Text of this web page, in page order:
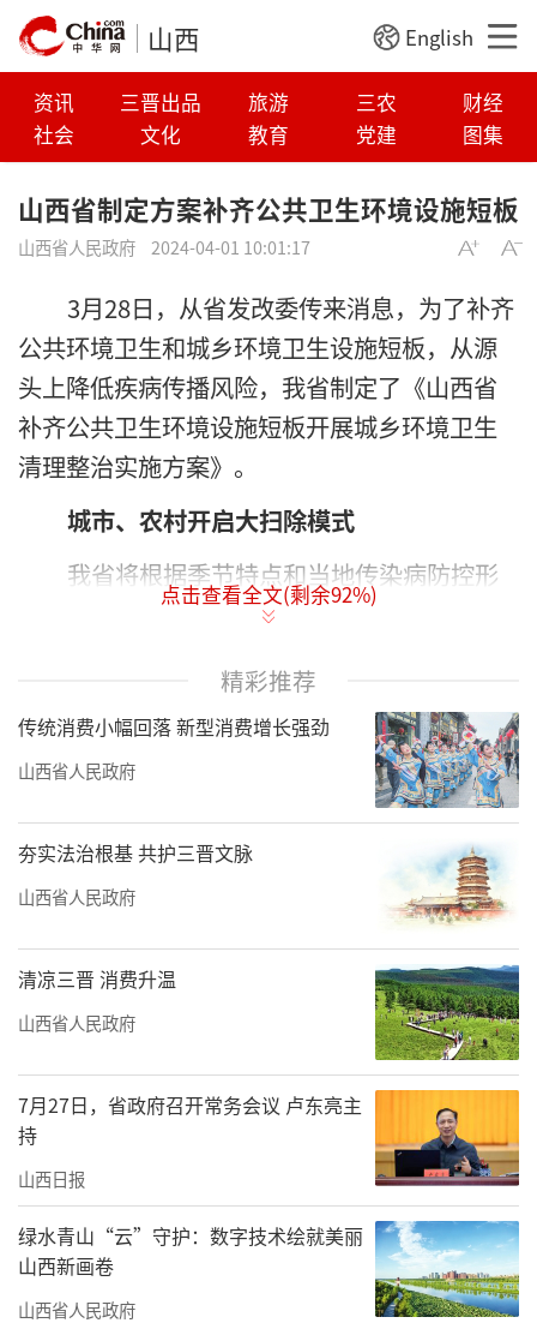
山西 English
资讯 三晋出品 旅游 三农
财经
社会
文化 教育 党建 图集
山西省制定方案补齐公共卫生环境设施短板
山西省人民政府 2024-04-01 10:01:17
3月28日，从省发改委传来消息，为了补齐
公共环境卫生和城乡环境卫生设施短板，从源
头上降低疾病传播风险，我省制定了《山西省
补齐公共卫生环境设施短板开展城乡环境卫生
清理整治实施方案》。
城市、农村开启大扫除模式
我省将根据季节特点和当地传染病防控形
势，发动企事业单位、社区、村（居）委会和
开展“拉网式”集中清理。对机场车站、娱乐
场所、农贸市场、商场超市、小餐饮店、公厕
等人员密集、易造成疾病传播的重点场所，以
及地下室、地下车库、民防工程等病媒生物孳
生的薄弱环节开展“地毯式”排查。
在城市内，主次干道、背街小巷、老旧城
区、城中村、城乡结合部、建筑工地、筒子楼
简易楼等重点区域，我省将组织群众开展单
位、社区、家庭等环境清脏治乱大扫除，全面
清洗积尘、积水、淤泥、垃圾、杂物，消除盲
点盲区，打造宜居宜业环境。
在实施农村人居环境整治提升行动方面，
我省将推动农村生活垃圾收运处置体系向自然
村延伸覆盖，提高垃圾分类减量和资源化利用
水平。巩固农村户厕问题摸排整改成果，持续
推进农村户厕改造，引导农民新建农房配套建
点击查看全文(剩余92%)
精彩推荐
传统消费小幅回落 新型消费增长强劲
山西省人民政府
夯实法治根基 共护三晋文脉
山西省人民政府
清凉三晋 消费升温
山西省人民政府
7月27日，省政府召开常务会议 卢东亮主
持
山西日报
绿水青山“云”守护：数字技术绘就美丽
山西新画卷
山西省人民政府